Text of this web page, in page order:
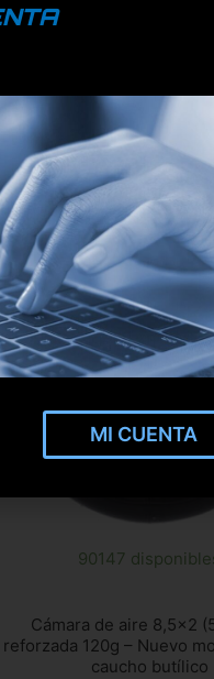
90147
Cámara de aire 8,5×2
reforzada 120g – Nuevo
caucho butílico
MI CUENTA